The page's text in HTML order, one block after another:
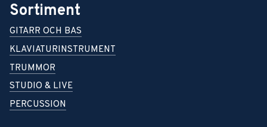
Sortiment
GITARR OCH BAS
KLAVIATURINSTRUMENT
TRUMMOR
STUDIO & LIVE
PERCUSSION